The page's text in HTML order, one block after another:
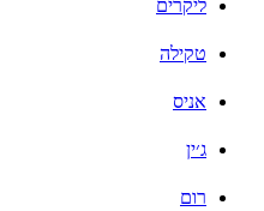
ליקרים
טקילה
אניס
ג׳ין
רום